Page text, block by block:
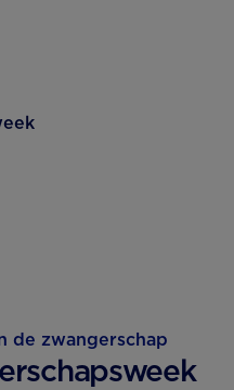
de zwangerschap